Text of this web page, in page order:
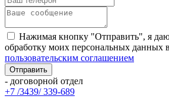
Нажимая кнопку "Отправить", я
обработку моих персональных данных
пользовательским соглашением
- договорной отдел
+7 /3439/ 339-689